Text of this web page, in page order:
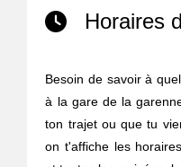
Horaires
Besoin de savoir à
à la gare de la
ton trajet ou que tu
on t'affiche les